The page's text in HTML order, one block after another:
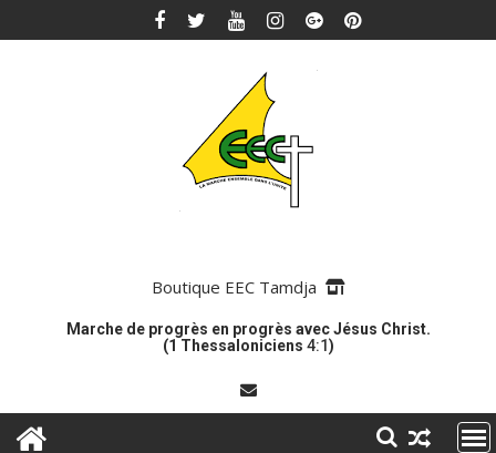
to
Boutique EEC Tamdja
Marche de progrès en progrès avec Jésus Christ.
(1 Thessaloniciens 4:1)